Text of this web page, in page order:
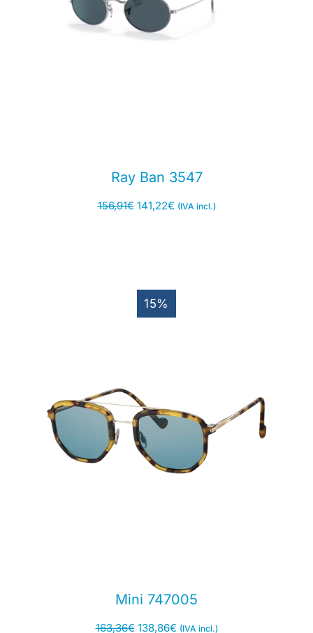
Ray Ban 3547
156,91€ 141,22€ (IVA incl.)
15%
Mini 747005
163,36€ 138,86€ (IVA incl.)